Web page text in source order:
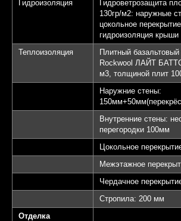
Гидроизоляция
Гидроветрозащита
130гр/м2: наружные
цокольное
гидроизоляция крыши
Теплоизоляция
Плитный
Rockwool ЛАЙТ
м3, толщиной плит
Наружние стены:
Внутренние стены:
перегородки 100мм
Цокольное
Межэтажное
Чердачное
Стропила: 200 мм
Отделка